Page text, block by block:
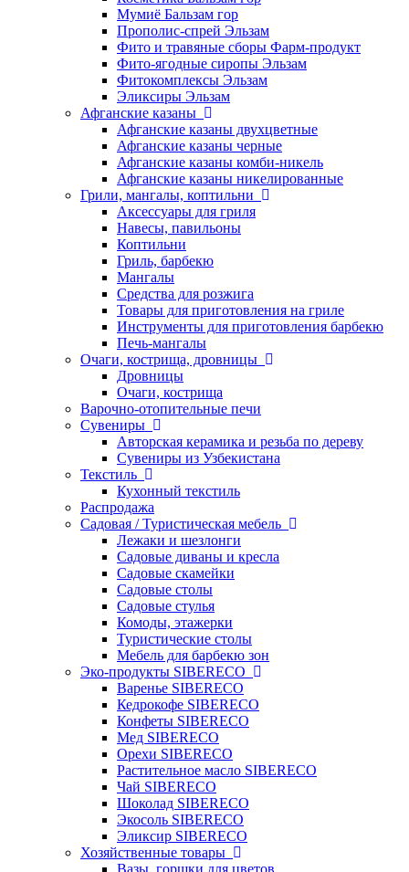
Мумиё Бальзам гор
Прополис-спрей Эльзам
Фито и травяные сборы Фарм-продукт
Фито-ягодные сиропы Эльзам
Фитокомплексы Эльзам
Эликсиры Эльзам
Афганские казаны
Афганские казаны двухцветные
Афганские казаны черные
Афганские казаны комби-никель
Афганские казаны никелированные
Грили, мангалы, коптильни
Аксессуары для гриля
Навесы, павильоны
Коптильни
Гриль, барбекю
Мангалы
Средства для розжига
Товары для приготовления на гриле
Инструменты для приготовления барбекю
Печь-мангалы
Очаги, кострища, дровницы
Дровницы
Очаги, кострища
Варочно-отопительные печи
Сувениры
Авторская керамика и резьба по дереву
Сувениры из Узбекистана
Текстиль
Кухонный текстиль
Распродажа
Садовая / Туристическая мебель
Лежаки и шезлонги
Садовые диваны и кресла
Садовые скамейки
Садовые столы
Садовые стулья
Комоды, этажерки
Туристические столы
Мебель для барбекю зон
Эко-продукты SIBERECO
Варенье SIBERECO
Кедрокофе SIBERECO
Конфеты SIBERECO
Мед SIBERECO
Орехи SIBERECO
Растительное масло SIBERECO
Чай SIBERECO
Шоколад SIBERECO
Экосоль SIBERECO
Эликсир SIBERECO
Хозяйственные товары
Вазы, горшки для цветов